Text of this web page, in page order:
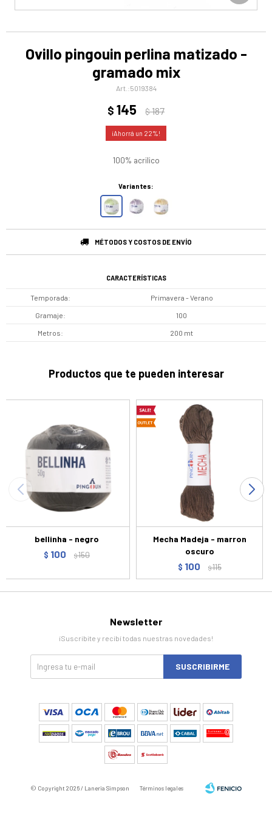
Ovillo pingouin perlina matizado -
gramado mix
5019384
$ 145 $187
22
100% acrilico
Variantes:
MÉTODOS Y COSTOS DE ENVÍO
CARACTERÍSTICAS
Temporada Primavera - Verano
Gramaje 100
Metros 200 mt
Productos que te pueden interesar
bellinha - negro
$ 100 $150
Mecha Madeja - marron
oscuro
$ 100 $115
Newsletter
¡Suscribite y recibí todas nuestras novedades!
SUSCRIBIRME
© Copyright 2026 / Laneria Simpson Términos legales